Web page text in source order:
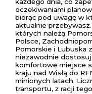
każdego dnia, co
oczekiwaniami
biorąc pod uwagę w
aktualnie
których należą
Polsce,
Pomorskie i Lubuska
niezawodnie
komfortowe miejsce
kraju nad Wisłą do
minionych latach.
transportu, z racji